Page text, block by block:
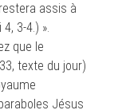
assis à
3-4.) ».
que le
texte du jour)
Jésus